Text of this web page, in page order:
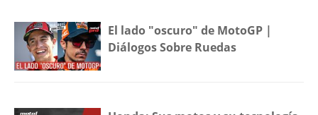
El lado "oscuro" de MotoGP |
Diálogos Sobre Ruedas